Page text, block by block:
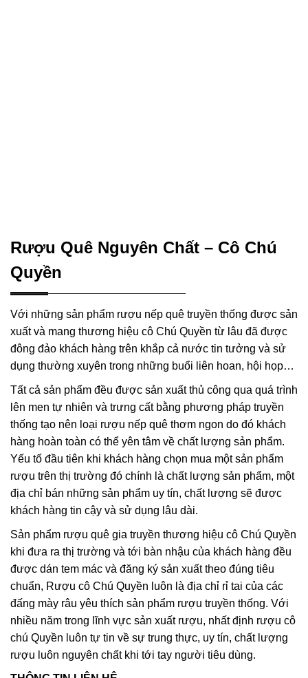
Rượu Quê Nguyên Chất – Cô Chú
Quyền
Với những sản phẩm rượu nếp quê truyền thống được sản
xuất và mang thương hiệu cô Chú Quyền từ lâu đã được
đông đảo khách hàng trên khắp cả nước tin tưởng và sử
dụng thường xuyên trong những buổi liên hoan, hội họp…
Tất cả sản phẩm đều được sản xuất thủ công qua quá trình
lên men tự nhiên và trưng cất bằng phương pháp truyền
thống tạo nên loại rượu nếp quê thơm ngon do đó khách
hàng hoàn toàn có thể yên tâm về chất lượng sản phẩm.
Yếu tố đầu tiên khi khách hàng chọn mua một sản phẩm
rượu trên thị trường đó chính là chất lượng sản phẩm, một
địa chỉ bán những sản phẩm uy tín, chất lượng sẽ được
khách hàng tin cậy và sử dụng lâu dài.
Sản phẩm rượu quê gia truyền thương hiệu cô Chú Quyền
khi đưa ra thị trường và tới bàn nhậu của khách hàng đều
được dán tem mác và đăng ký sản xuất theo đúng tiêu
chuẩn, Rượu cô Chú Quyền luôn là địa chỉ rỉ tai của các
đấng mày râu yêu thích sản phẩm rượu truyền thống. Với
nhiều năm trong lĩnh vực sản xuất rượu, nhất định rượu cô
chú Quyền luôn tự tin về sự trung thực, uy tín, chất lượng
rượu luôn nguyên chất khi tới tay người tiêu dùng.